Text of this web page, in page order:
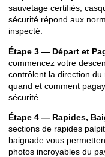
sauvetage certifiés,
sécurité répond aux
inspecté.
Étape 3 — Départ et
commencez votre
contrôlent la direction
quand et comment
sécurité.
Étape 4 — Rapides,
sections de rapides
baignade vous
photos incroyables du